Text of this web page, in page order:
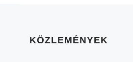
KÖZLEMÉNYEK